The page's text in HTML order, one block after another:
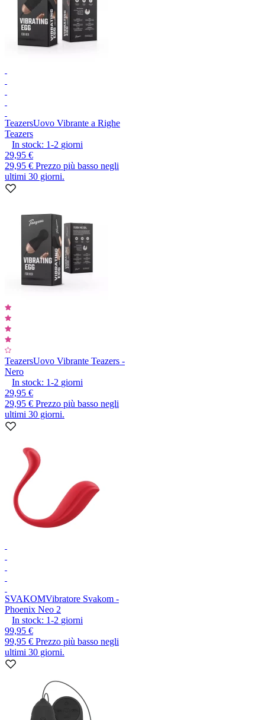
TeazersUovo Vibrante a Righe
Teazers
In stock: 1-2 giorni
29,95 €
29,95 € Prezzo più basso negli
ultimi 30 giorni.
TeazersUovo Vibrante Teazers -
Nero
In stock: 1-2 giorni
29,95 €
29,95 € Prezzo più basso negli
ultimi 30 giorni.
SVAKOMVibratore Svakom -
Phoenix Neo 2
In stock: 1-2 giorni
99,95 €
99,95 € Prezzo più basso negli
ultimi 30 giorni.